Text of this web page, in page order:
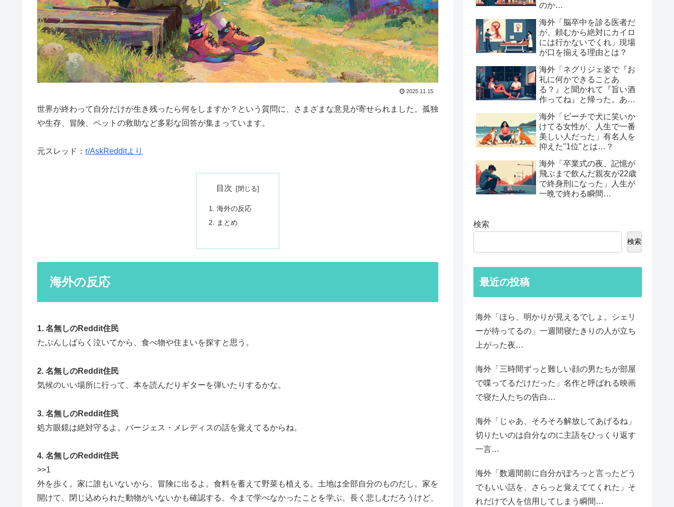
2025.11.15
世界が終わって自分だけが生き残ったら何をしますか？という質問に、さまざまな意見が寄せられました。孤独
や生存、冒険、ペットの救助など多彩な回答が集まっています。
元スレッド： r/AskRedditより
目次
海外の反応
まとめ
海外の反応
1. 名無しのReddit住民
たぶんしばらく泣いてから、食べ物や住まいを探すと思う。
2. 名無しのReddit住民
気候のいい場所に行って、本を読んだりギターを弾いたりするかな。
3. 名無しのReddit住民
処方眼鏡は絶対守るよ。バージェス・メレディスの話を覚えてるからね。
4. 名無しのReddit住民
>>1
外を歩く。家に誰もいないから、冒険に出るよ。食料を蓄えて野菜も植える。土地は全部自分のものだし。家を
開けて、閉じ込められた動物がいないかも確認する。今まで学べなかったことを学ぶ。長く悲しむだろうけど、
のか…
海外「脳卒中を診る医者だ
が、頼むから絶対にカイロ
には行かないでくれ」現場
が口を揃える理由とは？
海外「ネグリジェ姿で『お
礼に何かできることあ
る？』と聞かれて『旨い酒
作ってね』と帰った。あれ
る男たちの後悔談…
海外「ビーチで犬に笑いか
けてる女性が、人生で一番
美しい人だった」有名人を
抑えた"1位"とは…？
海外「卒業式の夜、記憶が
飛ぶまで飲んだ親友が22歳
で終身刑になった」人生が
一晩で終わる瞬間…
検索
検索
最近の投稿
海外「ほら、明かりが見えるでしょ。シェリ
ーが待ってるの」一週間寝たきりの人が立ち
上がった夜…
海外「三時間ずっと難しい顔の男たちが部屋
で喋ってるだけだった」名作と呼ばれる映画
で寝た人たちの告白…
海外「じゃあ、そろそろ解放してあげるね」
切りたいのは自分なのに主語をひっくり返す
一言…
海外「数週間前に自分がぽろっと言ったどう
でもいい話を、さらっと覚えててくれた」そ
れだけで人を信用してしまう瞬間…